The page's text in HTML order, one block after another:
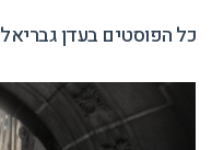
כל הפוסטים בעדן גבריאל